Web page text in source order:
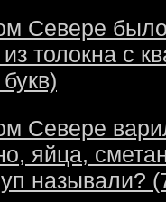
Севере
толокна с
Севере
яйца,
называли?